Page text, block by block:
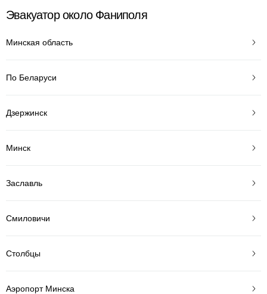
Эвакуатор около Фаниполя
Минская область
По Беларуси
Дзержинск
Минск
Заславль
Смиловичи
Столбцы
Аэропорт Минска